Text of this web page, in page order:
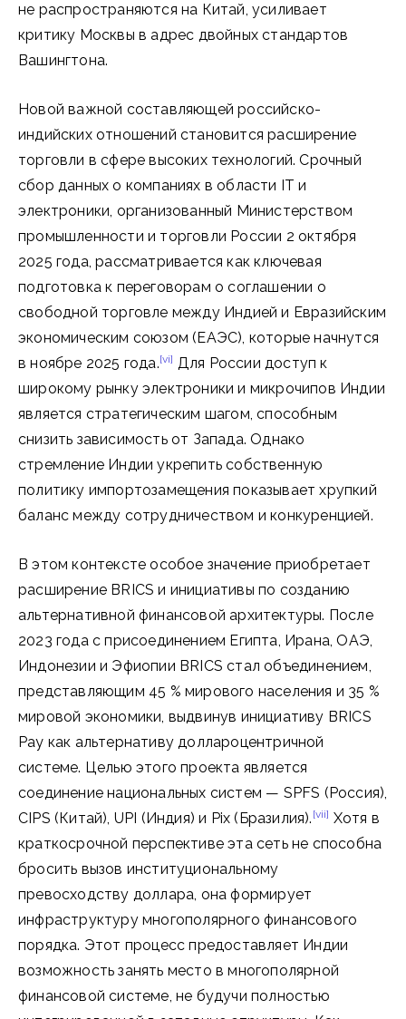
не распространяются на Китай, усиливает
критику Москвы в адрес двойных стандартов
Вашингтона.
Новой важной составляющей российско-
индийских отношений становится расширение
торговли в сфере высоких технологий. Срочный
сбор данных о компаниях в области IT и
электроники, организованный Министерством
промышленности и торговли России 2 октября
2025 года, рассматривается как ключевая
подготовка к переговорам о соглашении о
свободной торговле между Индией и Евразийским
экономическим союзом (ЕАЭС), которые начнутся
в ноябре 2025 года.[vi] Для России доступ к
широкому рынку электроники и микрочипов Индии
является стратегическим шагом, способным
снизить зависимость от Запада. Однако
стремление Индии укрепить собственную
политику импортозамещения показывает хрупкий
баланс между сотрудничеством и конкуренцией.
В этом контексте особое значение приобретает
расширение BRICS и инициативы по созданию
альтернативной финансовой архитектуры. После
2023 года с присоединением Египта, Ирана, ОАЭ,
Индонезии и Эфиопии BRICS стал объединением,
представляющим 45 % мирового населения и 35 %
мировой экономики, выдвинув инициативу BRICS
Pay как альтернативу доллароцентричной
системе. Целью этого проекта является
соединение национальных систем — SPFS (Россия),
CIPS (Китай), UPI (Индия) и Pix (Бразилия). [vii] Хотя в
краткосрочной перспективе эта сеть не способна
бросить вызов институциональному
превосходству доллара, она формирует
инфраструктуру многополярного финансового
порядка. Этот процесс предоставляет Индии
возможность занять место в многополярной
финансовой системе, не будучи полностью